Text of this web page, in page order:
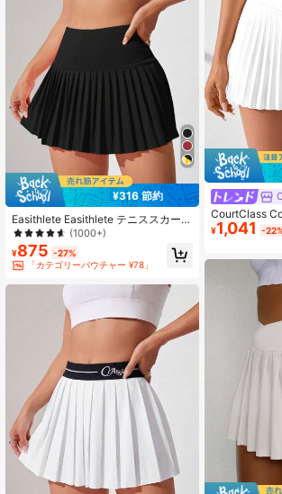
¥316 節約
Easithlete Easithlete テニススカート
ゴルフ プリーツスコート ハイウエス
ト インナーショーツ付き ワイドウエ
ストバンド カジュアル ライナー付き
スコート スポーツランニング ピック
ルボール アスレチックスカート
(1000+)
¥875 -27%
「カテゴリーバウチャー ¥78」
CourtClass
ム スポーツス
ニススコー
¥1,041 -